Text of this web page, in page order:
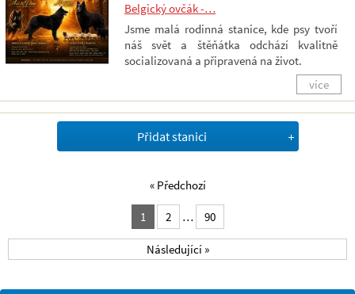
Belgický ovčák -…
Jsme malá rodinná stanice, kde psy tvoří
náš svět a štěňátka odchází kvalitně
socializovaná a připravená na život.
více
Přidat stanici
« Předchozí
1 2 … 90
Následující »